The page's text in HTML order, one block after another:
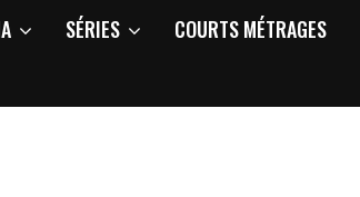
SÉRIES COURTS MÉTRAGES